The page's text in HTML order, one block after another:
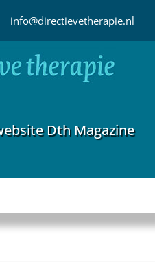
info@directievetherapie.nl
Dth Magazine